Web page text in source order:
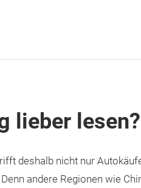
lieber
deshalb nicht nur
andere Regionen wie